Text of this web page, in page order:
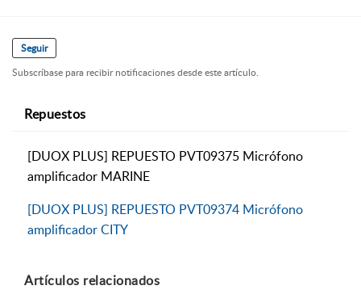
Seguir
Subscríbase para recibir notificaciones desde este artículo.
Repuestos
[DUOX PLUS] REPUESTO PVT09375 Micrófono
amplificador MARINE
[DUOX PLUS] REPUESTO PVT09374 Micrófono
amplificador CITY
Artículos relacionados